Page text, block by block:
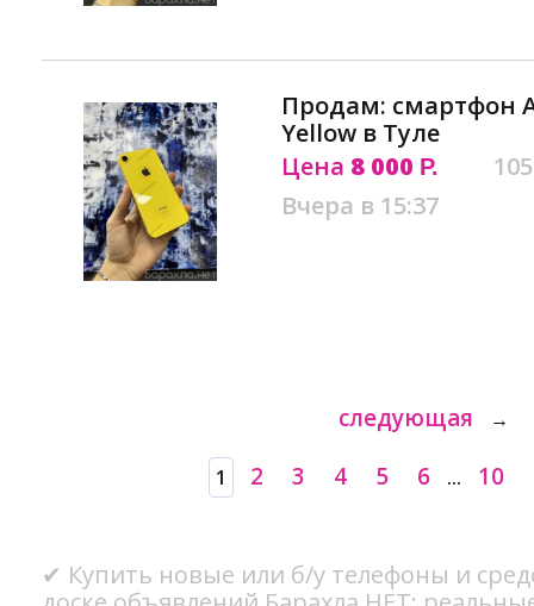
Продам: смартфон
Yellow в Туле
Цена 8 000 Р.
Вчера в 15:37
следующая →
1 2 3 4 5 6 ... 10
✔ Купить новые или б/у телефоны и